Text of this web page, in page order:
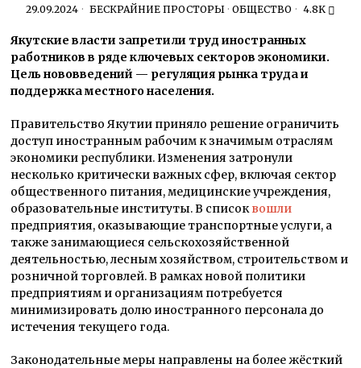
29.09.2024 БЕСКРАЙНИЕ ПРОСТОРЫ · ОБЩЕСТВО 4.8K
Якутские власти запретили труд иностранных
работников в ряде ключевых секторов экономики.
Цель нововведений — регуляция рынка труда и
поддержка местного населения.
Правительство Якутии приняло решение ограничить
доступ иностранным рабочим к значимым отраслям
экономики республики. Изменения затронули
несколько критически важных сфер, включая сектор
общественного питания, медицинские учреждения,
образовательные институты. В списоквошли
предприятия, оказывающие транспортные услуги, а
также занимающиеся сельскохозяйственной
деятельностью, лесным хозяйством, строительством и
розничной торговлей. В рамках новой политики
предприятиям и организациям потребуется
минимизировать долю иностранного персонала до
истечения текущего года.
Законодательные меры направлены на более жёсткий